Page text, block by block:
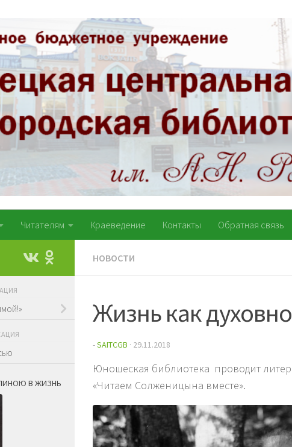
Читателям Краеведение Контакты Обратная связь
НОВОСТИ
Жизнь как
-SAITCGB · 29.11.2018
Юношеская библиотека проводит
«Читаем Солженицына вместе».
В ЖИЗНЬ